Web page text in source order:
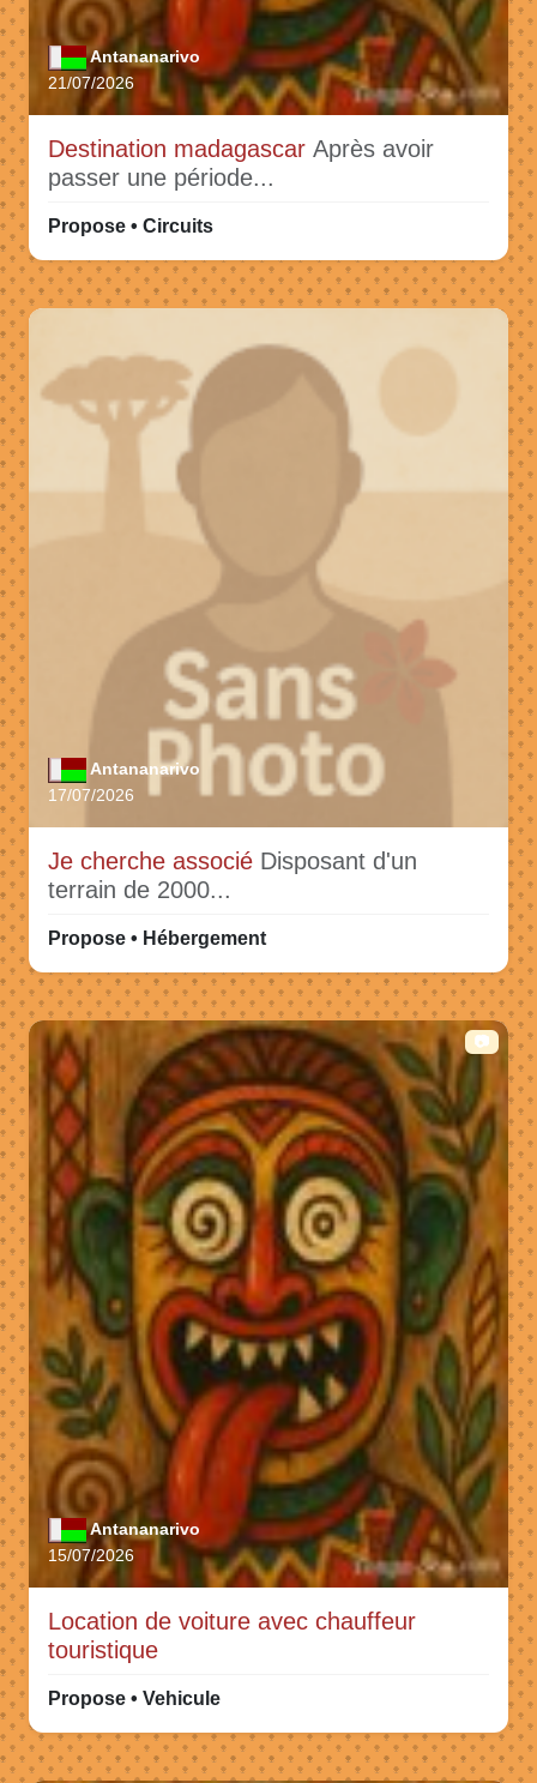
Antananarivo
21/07/2026
Destination madagascar Après avoir
passer une période...
Propose • Circuits
Antananarivo
17/07/2026
Je cherche associé Disposant d'un
terrain de 2000...
Propose • Hébergement
Antananarivo
15/07/2026
📷
Location de voiture avec chauffeur
touristique
Propose • Vehicule